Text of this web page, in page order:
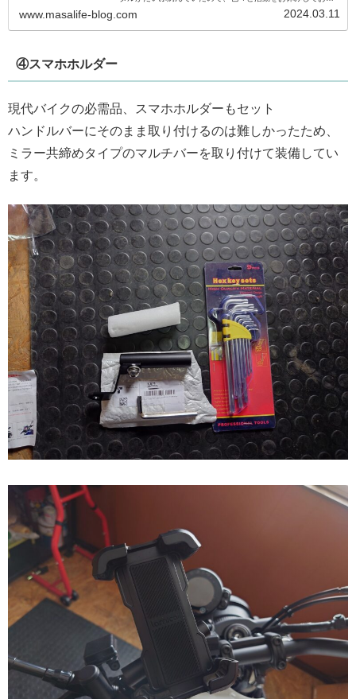
し回復したので、ブログ・...
www.masalife-blog.com 2024.03.11
④スマホホルダー
現代バイクの必需品、スマホホルダーもセット
ハンドルバーにそのまま取り付けるのは難しかったため、
ミラー共締めタイプのマルチバーを取り付けて装備してい
ます。